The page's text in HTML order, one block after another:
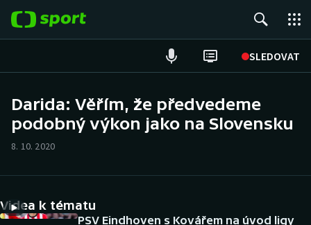
SLEDOVAT
Hokej
Cyklistika
Darida: Věřím, že předvedeme
podobný výkon jako na Slovensku
8. 10. 2020
Videa k tématu
PSV Eindhoven s Kovářem na úvod ligy